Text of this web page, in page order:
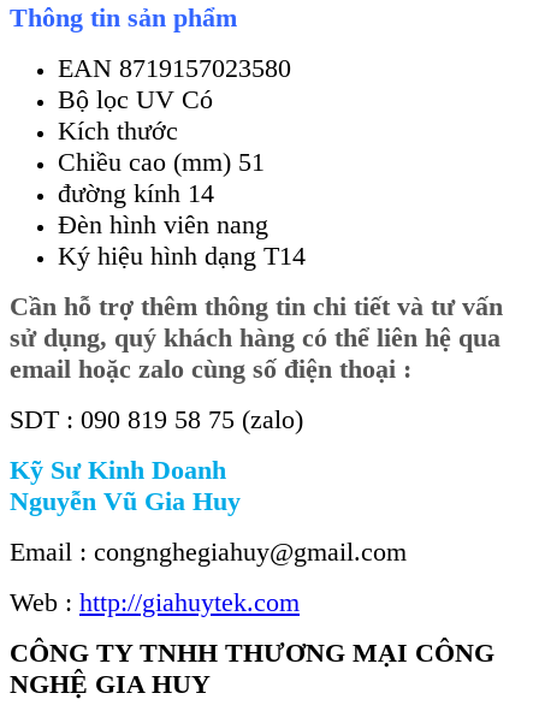
Thông tin sản phẩm
EAN 8719157023580
Bộ lọc UV Có
Kích thước
Chiều cao (mm) 51
đường kính 14
Đèn hình viên nang
Ký hiệu hình dạng T14
Cần hỗ trợ thêm thông tin chi tiết và tư vấn
sử dụng, quý khách hàng có thể liên hệ qua
email hoặc zalo cùng số điện thoại :
SDT : 090 819 58 75 (zalo)
Kỹ Sư Kinh Doanh
Nguyễn Vũ Gia Huy
Email : congnghegiahuy@gmail.com
Web : http://giahuytek.com
CÔNG TY TNHH THƯƠNG MẠI CÔNG
NGHỆ GIA HUY